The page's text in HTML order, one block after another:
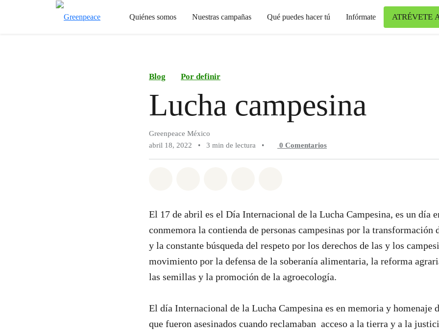
Quiénes somos Nuestras campañas Qué puedes hacer tú Infórmate ATRÉVETE
Blog Por definir
Lucha campesina
Greenpeace México
abril 18, 2022
• 3 min de lectura • 0 Comentarios
El 17 de abril es el Día Internacional de la Lucha Campesina, es un día
conmemora la contienda de personas campesinas por la transformación
y la constante búsqueda del respeto por los derechos de las y los
movimiento por la defensa de la soberanía alimentaria, la reforma
las semillas y la promoción de la agroecología.
El día Internacional de la Lucha Campesina es en memoria y homenaje
que fueron asesinados cuando reclamaban acceso a la tierra y a la